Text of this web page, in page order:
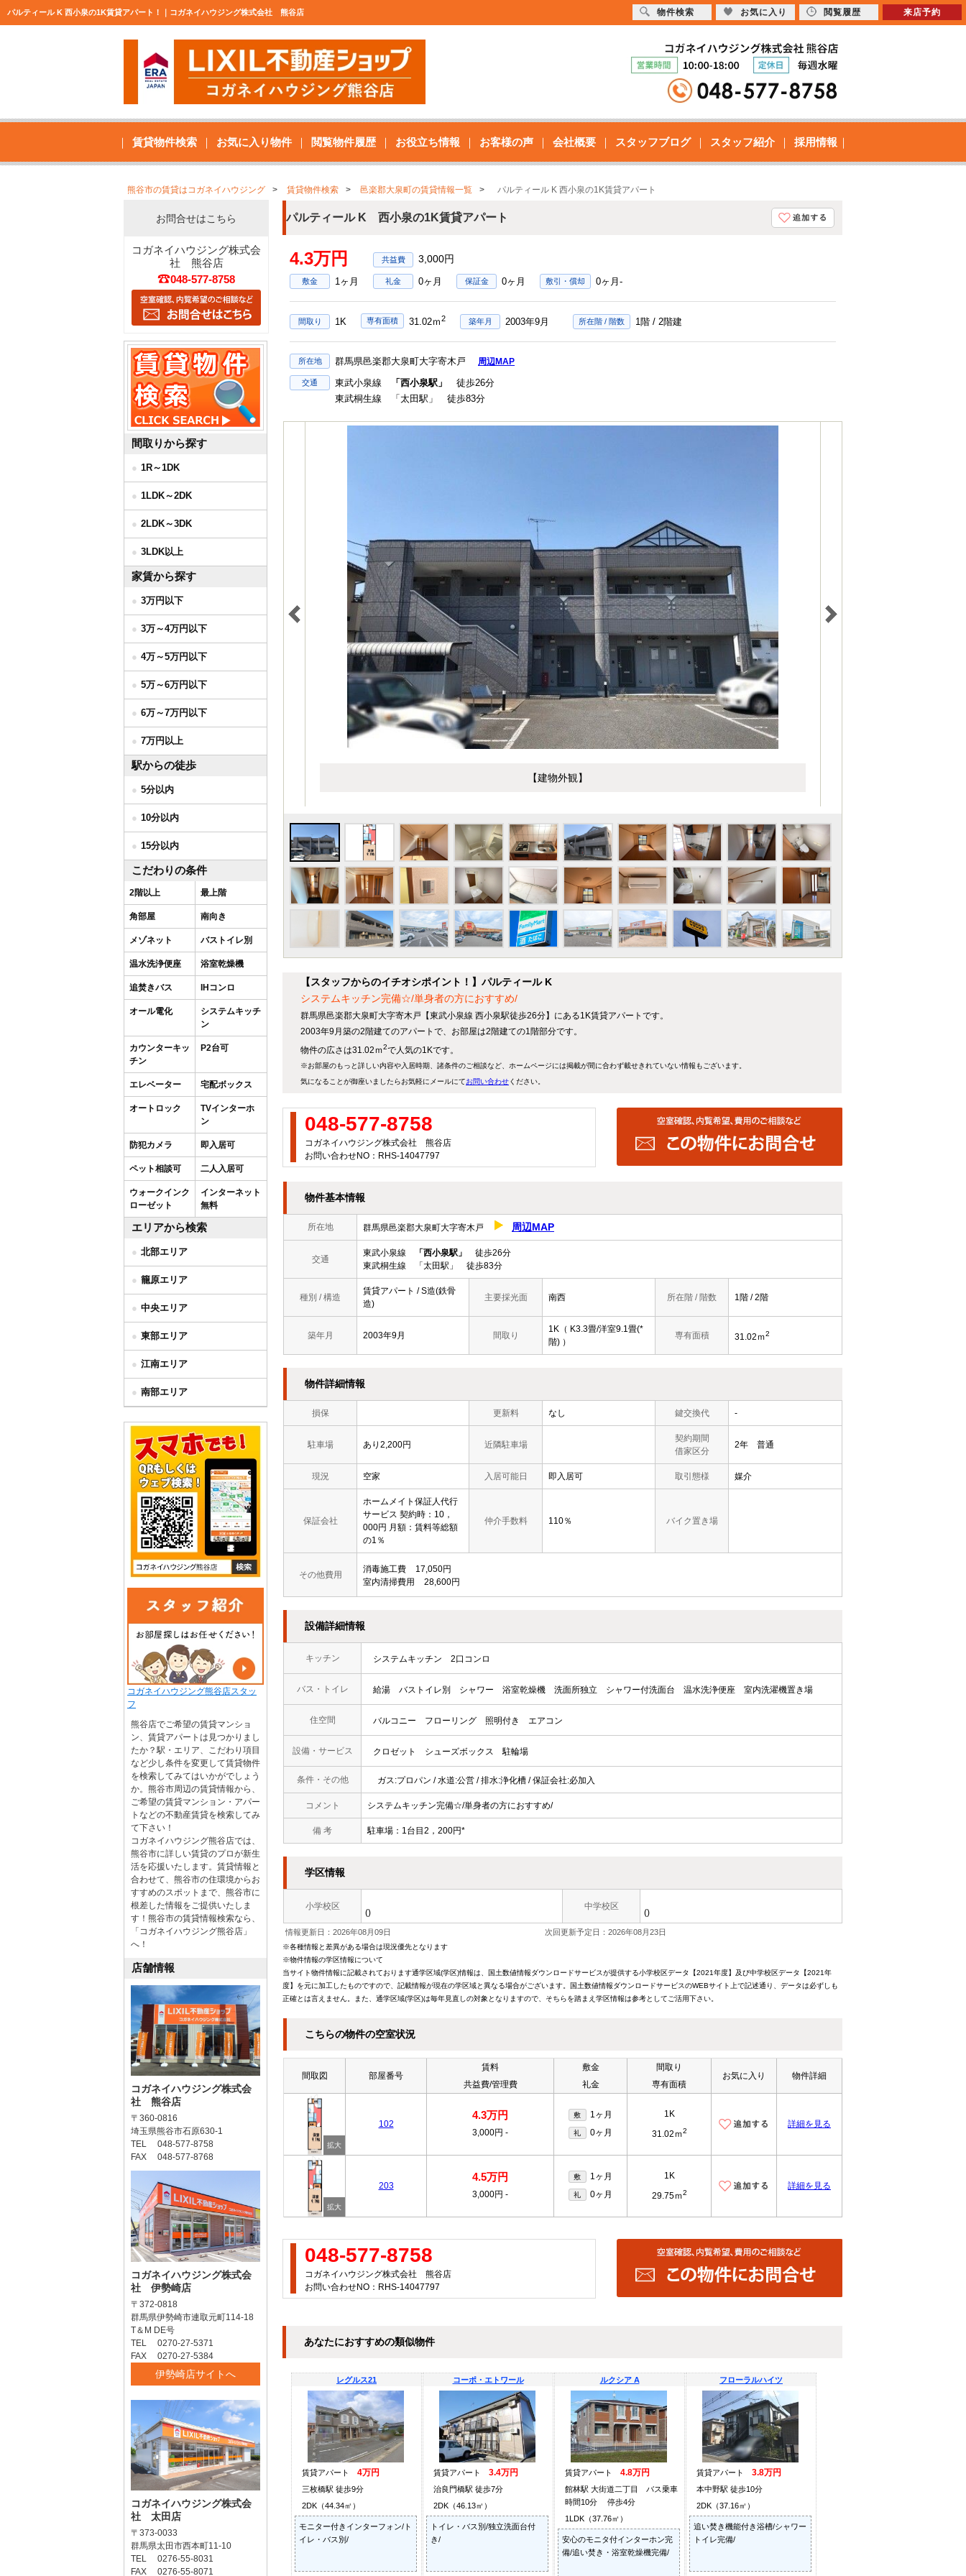
パルティール K 西小泉の1K賃貸アパート！｜コガネイハウジング株式会社 熊谷店
賃貸物件検索 お気に入り物件 閲覧物件履歴 お役立ち情報 お客様の声 会社概要 スタッフブログ スタッフ紹介 採用情報
熊谷市の賃貸はコガネイハウジング 賃貸物件検索 邑楽郡大泉町の賃貸情報一覧 パルティール K 西小泉の1K賃貸アパート
パルティール K 西小泉の1K賃貸アパート
4.3万円 3,000円
敷金 1ヶ月 礼金 0ヶ月 保証金 0ヶ月 敷引・償却 0ヶ月-
間取り 1K 専有面積 31.02ｍ2 築年月 2003年9月 所在階 / 階数 1階 / 2階建
所在地 群馬県邑楽郡大泉町大字寄木戸 周辺MAP
交通 東武小泉線 「西小泉駅」
徒歩26分
東武桐生線 「太田駅」 徒歩83分
【建物外観】
【スタッフからのイチオシポイント！】パルティール K
システムキッチン完備☆/単身者の方におすすめ/
群馬県邑楽郡大泉町大字寄木戸【東武小泉線 西小泉駅徒歩26分】にある1K賃貸アパートです。
2003年9月築の2階建てのアパートで、お部屋は2階建ての1階部分です。
物件の広さは31.02ｍ2で人気の1Kです。
※お部屋のもっと詳しい内容や入居時期、諸条件のご相談など、ホームページには掲載が間に合わず載せきれていない情報もございます。
気になることが御座いましたらお気軽にメールにてお問い合わせください。
048-577-8758
コガネイハウジング株式会社 熊谷店
お問い合わせNO：RHS-14047797
物件基本情報
所在地 群馬県邑楽郡大泉町大字寄木戸 周辺MAP
交通
東武小泉線 「西小泉駅」
徒歩26分
東武桐生線 「太田駅」 徒歩83分
種別 / 構造
賃貸アパート / S造(鉄骨
造)
主要採光面 南西 所在階 / 階数 1階 / 2階
築年月 2003年9月 間取り
1K（ K3.3畳/洋室9.1畳(*
階) ）
専有面積 31.02ｍ2
物件詳細情報
損保 更新料 なし 鍵交換代 -
駐車場 あり2,200円 近隣駐車場
契約期間
借家区分
2年 普通
現況 空家 入居可能日 即入居可 取引態様 媒介
保証会社
ホームメイト保証人代行
サービス 契約時：10，
000円 月額：賃料等総額
の1％
仲介手数料 110％ バイク置き場
その他費用
消毒施工費
17,050円
室内清掃費用
28,600円
設備詳細情報
キッチン システムキッチン 2口コンロ
バス・トイレ 給湯 バストイレ別 シャワー 浴室乾燥機 洗面所独立 シャワー付洗面台 温水洗浄便座 室内洗濯機置き場
住空間 バルコニー フローリング 照明付き エアコン
設備・サービス クロゼット シューズボックス 駐輪場
条件・その他 ガス:プロパン / 水道:公営 / 排水:浄化槽 / 保証会社:必加入
コメント システムキッチン完備☆/単身者の方におすすめ/
備 考 駐車場：1台目2，200円*
学区情報
小学校区
()
中学校区
()
情報更新日：2026年08月09日 次回更新予定日：2026年08月23日
※各種情報と差異がある場合は現況優先となります
※物件情報の学区情報について
当サイト物件情報に記載されております通学区域(学区)情報は、国土数値情報ダウンロードサービスが提供する小学校区データ【2021年度】及び中学校区データ【2021年
度】を元に加工したものですので、記載情報が現在の学区域と異なる場合がございます。国土数値情報ダウンロードサービスのWEBサイト上で記述通り、データは必ずしも
正確とは言えません。また、通学区域(学区)は毎年見直しの対象となりますので、そちらを踏まえ学区情報は参考としてご活用下さい。
こちらの物件の空室状況
間取図 部屋番号
賃料
共益費/管理費
敷金
礼金
間取り
専有面積
お気に入り 物件詳細
102
4.3万円
3,000円 -
敷 1ヶ月
礼 0ヶ月
1K
31.02ｍ2
詳細を見る
203
4.5万円
3,000円 -
敷 1ヶ月
礼 0ヶ月
1K
29.75ｍ2
詳細を見る
048-577-8758
コガネイハウジング株式会社 熊谷店
お問い合わせNO：RHS-14047797
あなたにおすすめの類似物件
レグルス21
賃貸アパート 4万円
三枚橋駅 徒歩9分
2DK（44.34㎡）
モニター付きインターフォン/ト
イレ・バス別/
コーポ・エトワール
賃貸アパート 3.4万円
治良門橋駅 徒歩7分
2DK（46.13㎡）
トイレ・バス別/独立洗面台付
き/
ルクシア A
賃貸アパート 4.8万円
館林駅 大街道二丁目 バス乗車
時間10分 停歩4分
1LDK（37.76㎡）
安心のモニタ付インターホン完
備/追い焚き・浴室乾燥機完備/
フローラルハイツ
賃貸アパート 3.8万円
本中野駅 徒歩10分
2DK（37.16㎡）
追い焚き機能付き浴槽/シャワー
トイレ完備/
お問合せはこちら
コガネイハウジング株式会
社 熊谷店
048-577-8758
間取りから探す
1R～1DK
1LDK～2DK
2LDK～3DK
3LDK以上
家賃から探す
3万円以下
3万～4万円以下
4万～5万円以下
5万～6万円以下
6万～7万円以下
7万円以上
駅からの徒歩
5分以内
10分以内
15分以内
こだわりの条件
2階以上 最上階
角部屋 南向き
メゾネット バストイレ別
温水洗浄便座 浴室乾燥機
追焚きバス IHコンロ
オール電化
システムキッチ
ン
カウンターキッ
チン
P2台可
エレベーター 宅配ボックス
オートロック
TVインターホ
ン
防犯カメラ 即入居可
ペット相談可 二人入居可
ウォークインク
ローゼット
インターネット
無料
エリアから検索
北部エリア
籠原エリア
中央エリア
東部エリア
江南エリア
南部エリア
コガネイハウジング熊谷店スタッ
フ
熊谷店でご希望の賃貸マンショ
ン、賃貸アパートは見つかりまし
たか？駅・エリア、こだわり項目
など少し条件を変更して賃貸物件
を検索してみてはいかがでしょう
か。熊谷市周辺の賃貸情報から、
ご希望の賃貸マンション・アパー
トなどの不動産賃貸を検索してみ
て下さい！
コガネイハウジング熊谷店では、
熊谷市に詳しい賃貸のプロが新生
活を応援いたします。賃貸情報と
合わせて、熊谷市の住環境からお
すすめのスポットまで、熊谷市に
根差した情報をご提供いたしま
す！熊谷市の賃貸情報検索なら、
「コガネイハウジング熊谷店」
へ！
店舗情報
コガネイハウジング株式会
社 熊谷店
〒360-0816
埼玉県熊谷市石原630-1
TEL 048-577-8758
FAX 048-577-8768
コガネイハウジング株式会
社 伊勢崎店
〒372-0818
群馬県伊勢崎市連取元町114-18
T＆M DE号
TEL 0270-27-5371
FAX 0270-27-5384
伊勢崎店サイトへ
コガネイハウジング株式会
社 太田店
〒373-0033
群馬県太田市西本町11-10
TEL 0276-55-8031
FAX 0276-55-8071
物件検索 お気に入り 閲覧履歴 来店予約